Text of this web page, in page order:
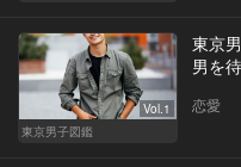
Vol.1
東京男子図鑑
東京
男を
恋愛